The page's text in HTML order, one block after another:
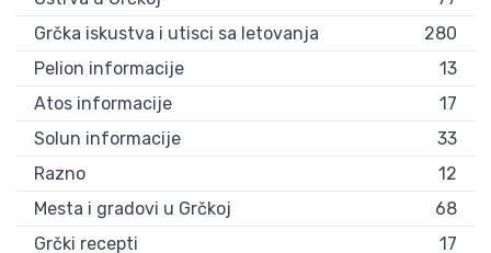
Grčka iskustva i utisci sa letovanja
280
Pelion informacije
13
Atos informacije
17
Solun informacije
33
Razno
12
Mesta i gradovi u Grčkoj
68
Grčki recepti
17